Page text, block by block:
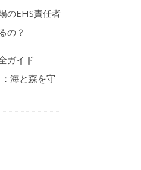
のEHS責任者
の？
ガイド
海と森を守